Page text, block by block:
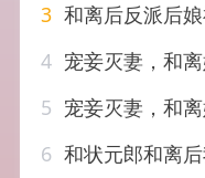
3 和离后反派后娘
4 宠妾灭妻，和离嫁陛
5 宠妾灭妻，和离嫁陛
6 和状元郎和离后我